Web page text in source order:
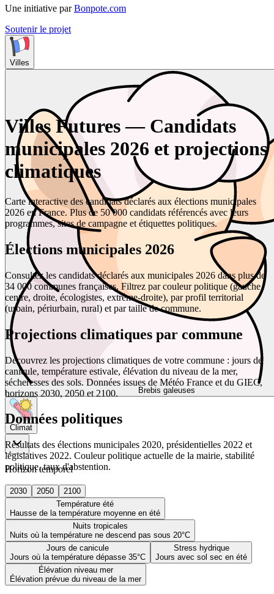
Une initiative par Bonpote.com
Soutenir le projet
Villes
Brebis galeuses
Climat
Horizon temporel
2030 2050
2100
Température été
Hausse de la température moyenne en été
Nuits tropicales
Nuits où la température ne descend pas sous 20°C
Jours de canicule
Jours où la température dépasse 35°C
Stress hydrique
Jours avec sol sec en été
Élévation niveau mer
Élévation prévue du niveau de la mer
Villes Futures — Candidats
municipales 2026 et projections
climatiques
Carte interactive des candidats déclarés aux élections municipales
2026 en France. Plus de 50 000 candidats référencés avec leurs
programmes, sites de campagne et étiquettes politiques.
Élections municipales 2026
Consultez les candidats déclarés aux municipales 2026 dans plus de
34 000 communes françaises. Filtrez par couleur politique (gauche,
centre, droite, écologistes, extrême-droite), par profil territorial
(urbain, périurbain, rural) et par taille de commune.
Projections climatiques par commune
Découvrez les projections climatiques de votre commune : jours de
canicule, température estivale, élévation du niveau de la mer,
sécheresses des sols. Données issues de Météo France et du GIEC,
horizons 2030, 2050 et 2100.
Données politiques
Résultats des élections municipales 2020, présidentielles 2022 et
législatives 2022. Couleur politique actuelle de la mairie, stabilité
politique, taux d'abstention.